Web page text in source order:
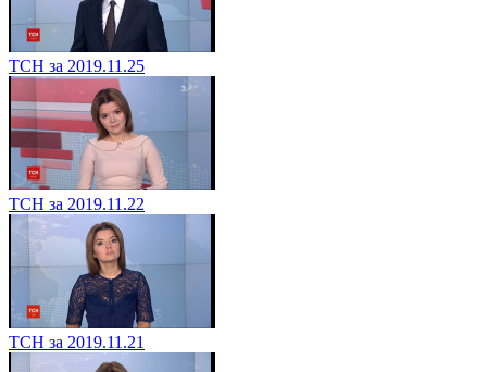
ТСН за 2019.11.25
ТСН за 2019.11.22
ТСН за 2019.11.21